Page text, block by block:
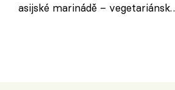
asijské marinádě – vegetariánská